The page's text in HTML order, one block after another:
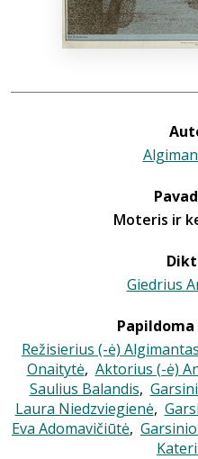
Moteris ir
Giedrius
Režisierius (-ė)
Onaitytė, Aktorius (-ė)
Saulius Balandis,
Laura Niedzviegienė,
Eva Adomavičiūtė,